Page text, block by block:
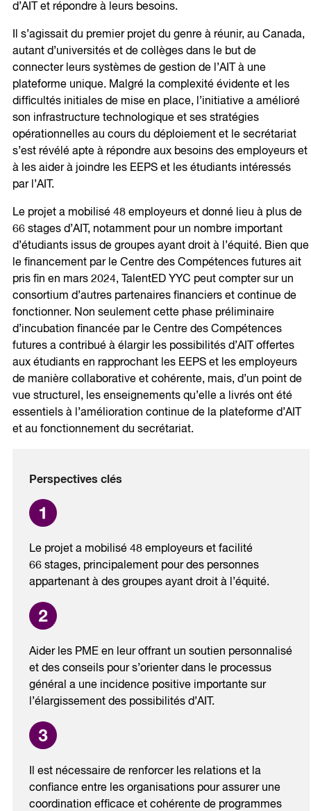
d’AIT et répondre à leurs besoins.
Il s’agissait du premier projet du genre à réunir, au Canada,
autant d’universités et de collèges dans le but de
connecter leurs systèmes de gestion de l’AIT à une
plateforme unique. Malgré la complexité évidente et les
difficultés initiales de mise en place, l’initiative a amélioré
son infrastructure technologique et ses stratégies
opérationnelles au cours du déploiement et le secrétariat
s’est révélé apte à répondre aux besoins des employeurs et
à les aider à joindre les EEPS et les étudiants intéressés
par l’AIT.
Le projet a mobilisé 48 employeurs et donné lieu à plus de
66 stages d’AIT, notamment pour un nombre important
d’étudiants issus de groupes ayant droit à l’équité. Bien que
le financement par le Centre des Compétences futures ait
pris fin en mars 2024, TalentED YYC peut compter sur un
consortium d’autres partenaires financiers et continue de
fonctionner. Non seulement cette phase préliminaire
d’incubation financée par le Centre des Compétences
futures a contribué à élargir les possibilités d’AIT offertes
aux étudiants en rapprochant les EEPS et les employeurs
de manière collaborative et cohérente, mais, d’un point de
vue structurel, les enseignements qu’elle a livrés ont été
essentiels à l’amélioration continue de la plateforme d’AIT
et au fonctionnement du secrétariat.
Perspectives clés
Le projet a mobilisé 48 employeurs et facilité
66 stages, principalement pour des personnes
appartenant à des groupes ayant droit à l’équité.
Aider les PME en leur offrant un soutien personnalisé
et des conseils pour s’orienter dans le processus
général a une incidence positive importante sur
l’élargissement des possibilités d’AIT.
Il est nécessaire de renforcer les relations et la
confiance entre les organisations pour assurer une
coordination efficace et cohérente de programmes